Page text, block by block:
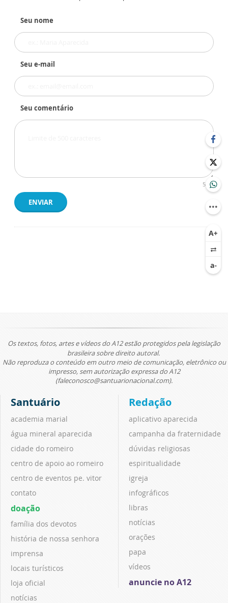
Seu nome
Seu e-mail
Seu comentário
500
ENVIAR
Os textos, fotos, artes e vídeos do A12 estão protegidos pela legislação
brasileira sobre direito autoral.
Não reproduza o conteúdo em outro meio de comunicação, eletrônico ou
impresso, sem autorização expressa do A12
(faleconosco@santuarionacional.com).
Santuário
academia marial
água mineral aparecida
cidade do romeiro
centro de apoio ao romeiro
centro de eventos pe. vitor
contato
doação
família dos devotos
história de nossa senhora
imprensa
locais turísticos
loja oficial
notícias
Redação
aplicativo aparecida
campanha da fraternidade
dúvidas religiosas
espiritualidade
igreja
infográficos
libras
notícias
orações
papa
vídeos
anuncie no A12